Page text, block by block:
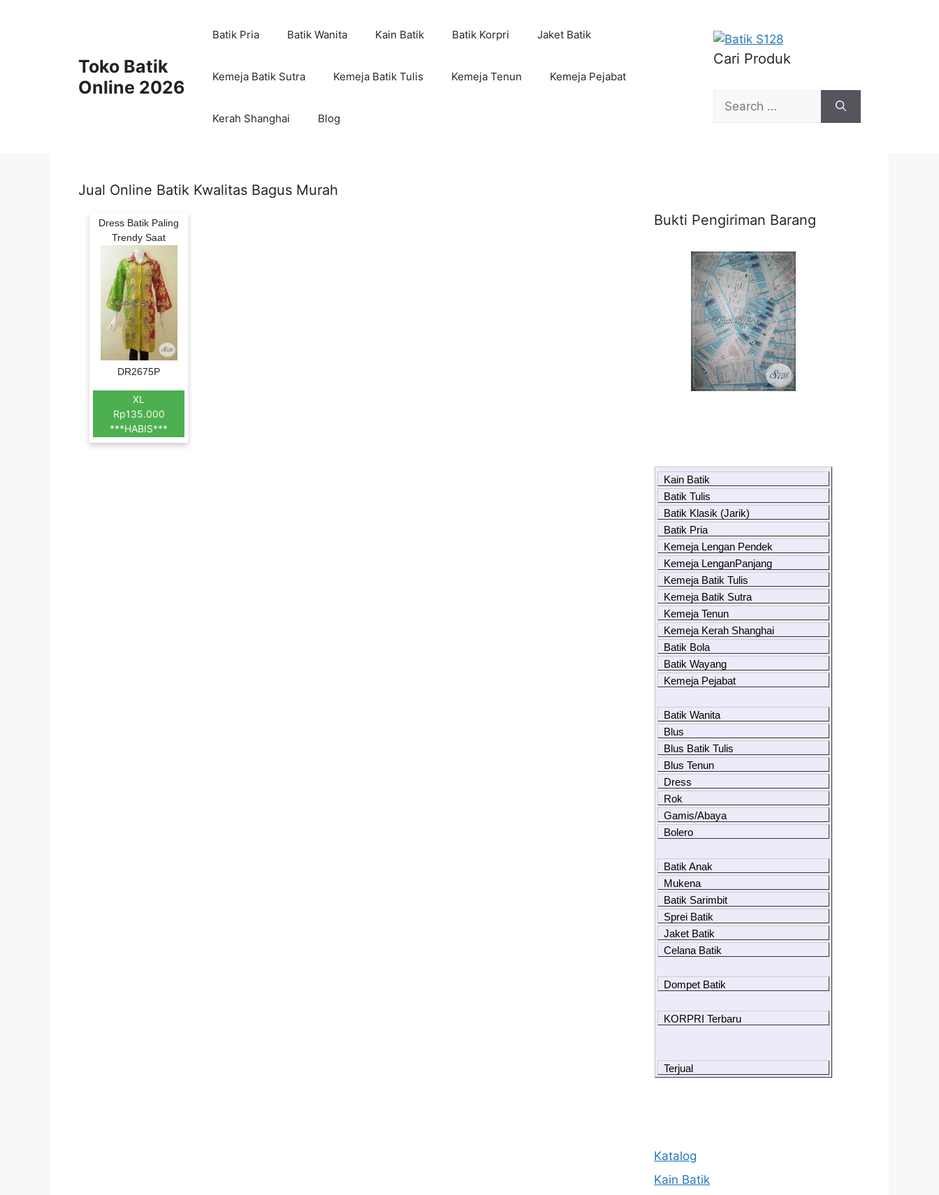
Toko Batik
Online 2026
Batik Pria Batik Wanita Kain Batik Batik Korpri Jaket Batik
Kemeja Batik Sutra Kemeja Batik Tulis Kemeja Tenun Kemeja Pejabat
Kerah Shanghai Blog
Cari Produk
Search
for:
Jual Online Batik Kwalitas Bagus Murah
Dress Batik Paling
Trendy Saat
DR2675P
XL
Rp135.000
***HABIS***
Bukti Pengiriman Barang
Kain Batik
Batik Tulis
Batik Klasik (Jarik)
Batik Pria
Kemeja Lengan Pendek
Kemeja LenganPanjang
Kemeja Batik Tulis
Kemeja Batik Sutra
Kemeja Tenun
Kemeja Kerah Shanghai
Batik Bola
Batik Wayang
Kemeja Pejabat
Batik Wanita
Blus
Blus Batik Tulis
Blus Tenun
Dress
Rok
Gamis/Abaya
Bolero
Batik Anak
Mukena
Batik Sarimbit
Sprei Batik
Jaket Batik
Celana Batik
Dompet Batik
KORPRI Terbaru
Terjual
Katalog
Kain Batik